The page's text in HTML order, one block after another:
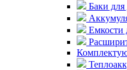
Баки
Емкости